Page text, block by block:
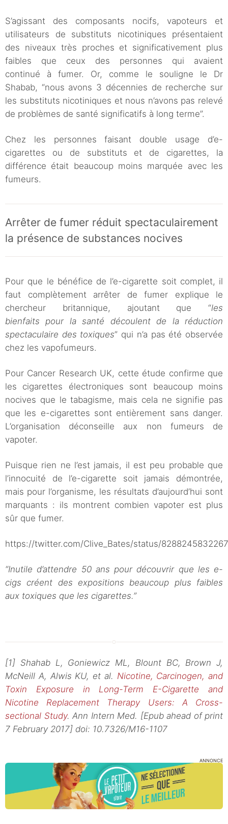
S’agissant des composants nocifs, vapoteurs et
utilisateurs de substituts nicotiniques présentaient
des niveaux très proches et significativement plus
faibles que ceux des personnes qui avaient
continué à fumer. Or, comme le souligne le Dr
Shabab, “nous avons 3 décennies de recherche sur
les substituts nicotiniques et nous n’avons pas relevé
de problèmes de santé significatifs à long terme”.
Chez les personnes faisant double usage d’e-
cigarettes ou de substituts et de cigarettes, la
différence était beaucoup moins marquée avec les
fumeurs.
Arrêter de fumer réduit spectaculairement
la présence de substances nocives
Pour que le bénéfice de l’e-cigarette soit complet, il
faut complètement arrêter de fumer explique le
chercheur britannique, ajoutant que “les
bienfaits pour la santé découlent de la réduction
spectaculaire des toxiques” qui n’a pas été observée
chez les vapofumeurs.
Pour Cancer Research UK, cette étude confirme que
les cigarettes électroniques sont beaucoup moins
nocives que le tabagisme, mais cela ne signifie pas
que les e-cigarettes sont entièrement sans danger.
L’organisation déconseille aux non fumeurs de
vapoter.
Puisque rien ne l’est jamais, il est peu probable que
l’innocuité de l’e-cigarette soit jamais démontrée,
mais pour l’organisme, les résultats d’aujourd’hui sont
marquants : ils montrent combien vapoter est plus
sûr que fumer.
https://twitter.com/Clive_Bates/status/
“Inutile d’attendre 50 ans pour découvrir que les e-
cigs créent des expositions beaucoup plus faibles
aux toxiques que les cigarettes.”
[1] Shahab L, Goniewicz ML, Blount BC, Brown J,
McNeill A, Alwis KU, et al. Nicotine, Carcinogen, and
Toxin Exposure in Long-Term E-Cigarette and
Nicotine Replacement Therapy Users: A Cross-
sectional Study. Ann Intern Med. [Epub ahead of print
7 February 2017] doi: 10.7326/M16-1107
ANNONCE